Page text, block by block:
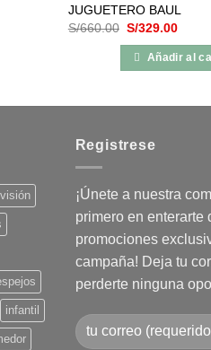
JUGUETERO BAUL
S/660.00 El
original
era:
S/329.00El
actual
es:
Añadir al
infantil
Registrese
¡Únete a nuestra
primero en enterarte
promociones
campaña! Deja tu
perderte ninguna